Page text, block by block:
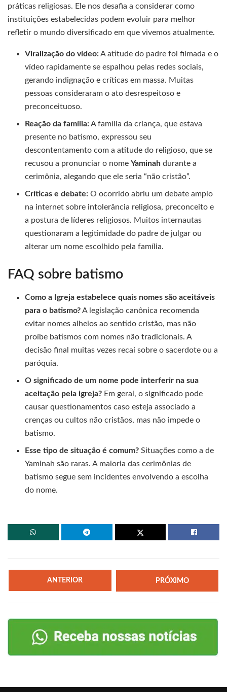
práticas religiosas. Ele nos desafia a considerar como
instituições estabelecidas podem evoluir para melhor
refletir o mundo diversificado em que vivemos atualmente.
Viralização do vídeo:A atitude do padre foi filmada e o
vídeo rapidamente se espalhou pelas redes sociais,
gerando indignação e críticas em massa. Muitas
pessoas consideraram o ato desrespeitoso e
preconceituoso.
Reação da família:A família da criança, que estava
presente no batismo, expressou seu
descontentamento com a atitude do religioso, que se
recusou a pronunciar o nomeYaminah durante a
cerimônia, alegando que ele seria “não cristão”.
Críticas e debate: O ocorrido abriu um debate amplo
na internet sobre intolerância religiosa, preconceito e
a postura de líderes religiosos. Muitos internautas
questionaram a legitimidade do padre de julgar ou
alterar um nome escolhido pela família.
FAQ sobre batismo
Como a Igreja estabelece quais nomes são aceitáveis
para o batismo?A legislação canônica recomenda
evitar nomes alheios ao sentido cristão, mas não
proíbe batismos com nomes não tradicionais. A
decisão final muitas vezes recai sobre o sacerdote ou a
paróquia.
O significado de um nome pode interferir na sua
aceitação pela igreja? Em geral, o significado pode
causar questionamentos caso esteja associado a
crenças ou cultos não cristãos, mas não impede o
batismo.
Esse tipo de situação é comum? Situações como a de
Yaminah são raras. A maioria das cerimônias de
batismo segue sem incidentes envolvendo a escolha
do nome.
ANTERIOR PRÓXIMO